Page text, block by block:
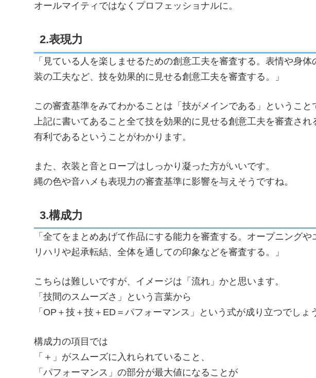
オールマイティではなくプロフェッショナルに。
2.表現力
「見ている人を楽しませるための創意工夫を審査する。表情や身
装の工夫など、技を効果的に見せる創意工夫を審査する。」
この審査基準をみてわかることは「技がメインである」ということ
上記に書いてあること全て技を効果的に見せる創意工夫を審査さ
有利であるということがわかります。
また、衣装と音とロープはしっかり凝った方がいいです。
縄の色や音ハメも表現力の審査基準に影響を与えそうですね。
3.構成力
「全てをまとめあげて作品にする能力を審査する。オープニング
リハリや起承転結、全体を通しての印象などを審査する。」
こちらは難しいですが、イメージは「流れ」かと思います。
「技間のスムーズさ」という言葉から
「OP＋技＋技＋ED＝パフォーマンス」という式が成り立つでしょ
構成力の項目では
「＋」がスムーズに入れられていること、
「パフォーマンス」の部分が最大値になることが